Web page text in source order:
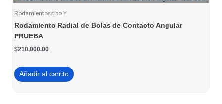
Rodamientos tipo Y
Rodamiento Radial de Bolas de Contacto Angular
PRUEBA
$210,000.00
Añadir al carrito